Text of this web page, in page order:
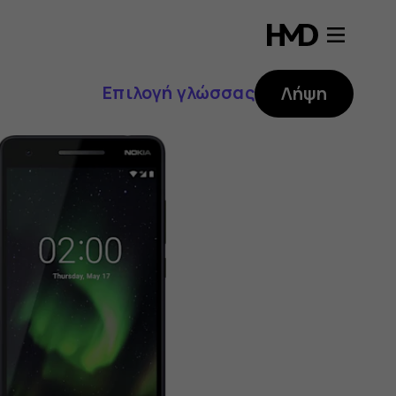
Επιλογή γλώσσας Λήψη